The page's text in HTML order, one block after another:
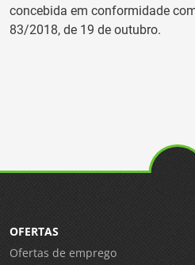
concebida em conformidade
83/2018, de 19 de outubro.
OFERTAS
Ofertas de emprego